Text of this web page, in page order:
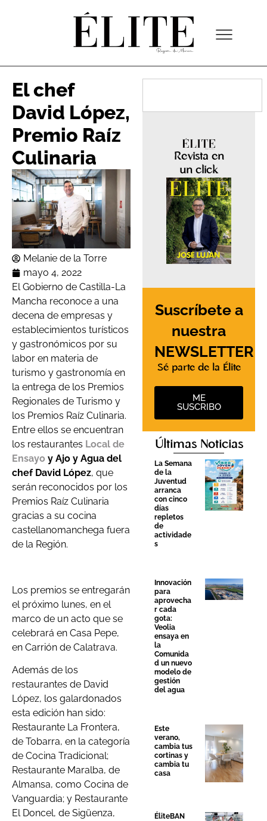
El chef
David López,
Premio Raíz
Culinaria
Melanie de la Torre
mayo 4, 2022
El Gobierno de Castilla-La
Mancha reconoce a una
decena de empresas y
establecimientos turísticos
y gastronómicos por su
labor en materia de
turismo y gastronomía en
la entrega de los Premios
Regionales de Turismo y
los Premios Raíz Culinaria.
Entre ellos se encuentran
los restaurantes Local de
Ensayo y Ajo y Agua del
chef David López, que
serán reconocidos por los
Premios Raíz Culinaria
gracias a su cocina
castellanomanchega fuera
de la Región.
Los premios se entregarán
el próximo lunes, en el
marco de un acto que se
celebrará en Casa Pepe,
en Carrión de Calatrava.
Además de los
restaurantes de David
López, los galardonados
esta edición han sido:
Restaurante La Frontera,
de Tobarra, en la categoría
de Cocina Tradicional;
Restaurante Maralba, de
Almansa, como Cocina de
Vanguardia; y Restaurante
El Doncel, de Sigüenza,
Revista en
un click
Suscríbete a
nuestra
NEWSLETTER
Sé parte de la Élite
ME
SUSCRIBO
Últimas Noticias
La Semana
de la
Juventud
arranca
con cinco
días
repletos
de
actividade
s
Innovación
para
aprovecha
r cada
gota:
Veolia
ensaya en
la
Comunida
d un nuevo
modelo de
gestión
del agua
Este
verano,
cambia tus
cortinas y
cambia tu
casa
ÉliteBAN